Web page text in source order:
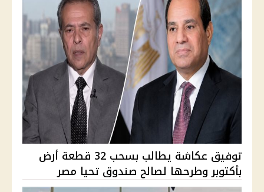
توفيق عكاشة يطالب بسحب 32 قطعة أرض
بأكتوبر وطرحها لصالح صندوق تحيا مصر